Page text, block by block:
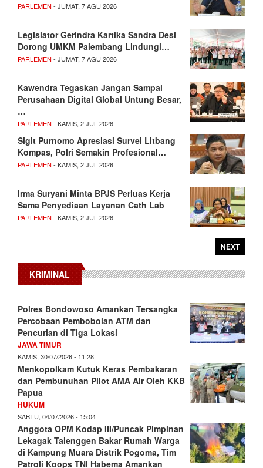
PARLEMEN - JUMAT, 7 AGU 2026
Legislator Gerindra Kartika Sandra Desi
Dorong UMKM Palembang Lindungi…
PARLEMEN - JUMAT, 7 AGU 2026
Kawendra Tegaskan Jangan Sampai
Perusahaan Digital Global Untung Besar,
…
PARLEMEN - KAMIS, 2 JUL 2026
Sigit Purnomo Apresiasi Survei Litbang
Kompas, Polri Semakin Profesional…
PARLEMEN - KAMIS, 2 JUL 2026
Irma Suryani Minta BPJS Perluas Kerja
Sama Penyediaan Layanan Cath Lab
PARLEMEN - KAMIS, 2 JUL 2026
NEXT
KRIMINAL
Polres Bondowoso Amankan Tersangka
Percobaan Pembobolan ATM dan
Pencurian di Tiga Lokasi
JAWA TIMUR
KAMIS, 30/07/2026 - 11:28
Menkopolkam Kutuk Keras Pembakaran
dan Pembunuhan Pilot AMA Air Oleh KKB
Papua
HUKUM
SABTU, 04/07/2026 - 15:04
Anggota OPM Kodap III/Puncak Pimpinan
Lekagak Talenggen Bakar Rumah Warga
di Kampung Muara Distrik Pogoma, Tim
Patroli Koops TNI Habema Amankan